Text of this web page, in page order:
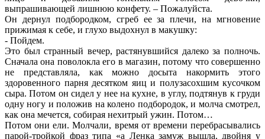
выпрашивающей лишнюю конфету. – Пожалуйста.
Он дернул подбородком, сгреб ее за плечи, на мгновение
прижимая к себе, и глухо выдохнул в макушку:
- Пойдем.
Это был странный вечер, растянувшийся далеко за полночь.
Сначала она поволокла его в магазин, потому что совершенно
не представляла, как можно досыта накормить этого
здоровенного парня десятком яиц и полузасохшим кусочком
сыра. Потом он сидел у нее на кухне, в углу, подтянув к груди
одну ногу и положив на колено подбородок, и молча смотрел,
как она мечется, собирая нехитрый ужин. Потом…
Потом они ели. Молчали, время от времени перебрасывались
парой-тройкой фраз типа «а Ленка замуж вышла, двойня у